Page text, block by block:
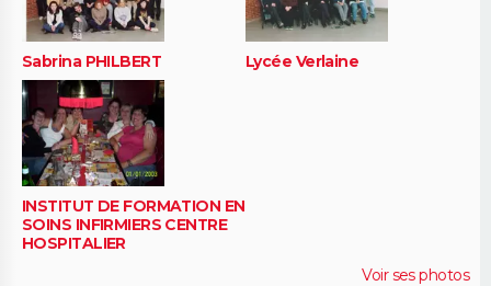
Sabrina PHILBERT Lycée Verlaine
INSTITUT DE FORMATION EN
SOINS INFIRMIERS CENTRE
HOSPITALIER
Voir ses photos